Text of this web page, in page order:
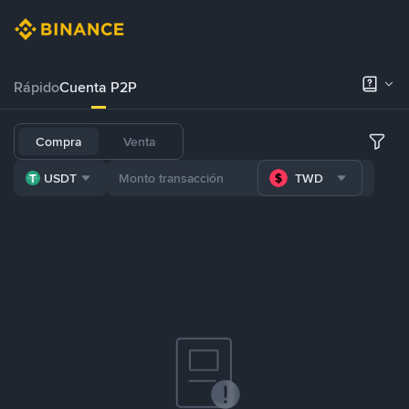
RápidoCuenta P2P
Compra Venta
USDT TWD